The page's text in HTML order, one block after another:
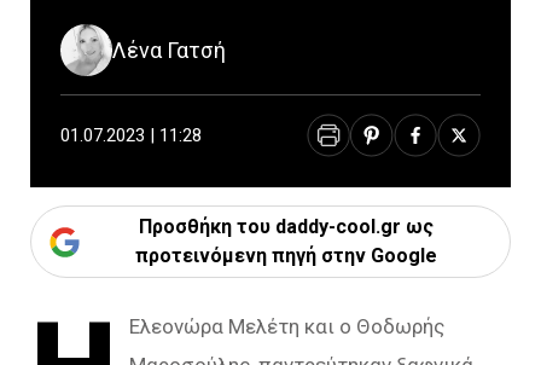
Λένα Γατσή
01.07.2023 | 11:28
Προσθήκη του daddy-cool.gr ως
προτεινόμενη πηγή στην Google
Ελεονώρα Μελέτη και ο Θοδωρής